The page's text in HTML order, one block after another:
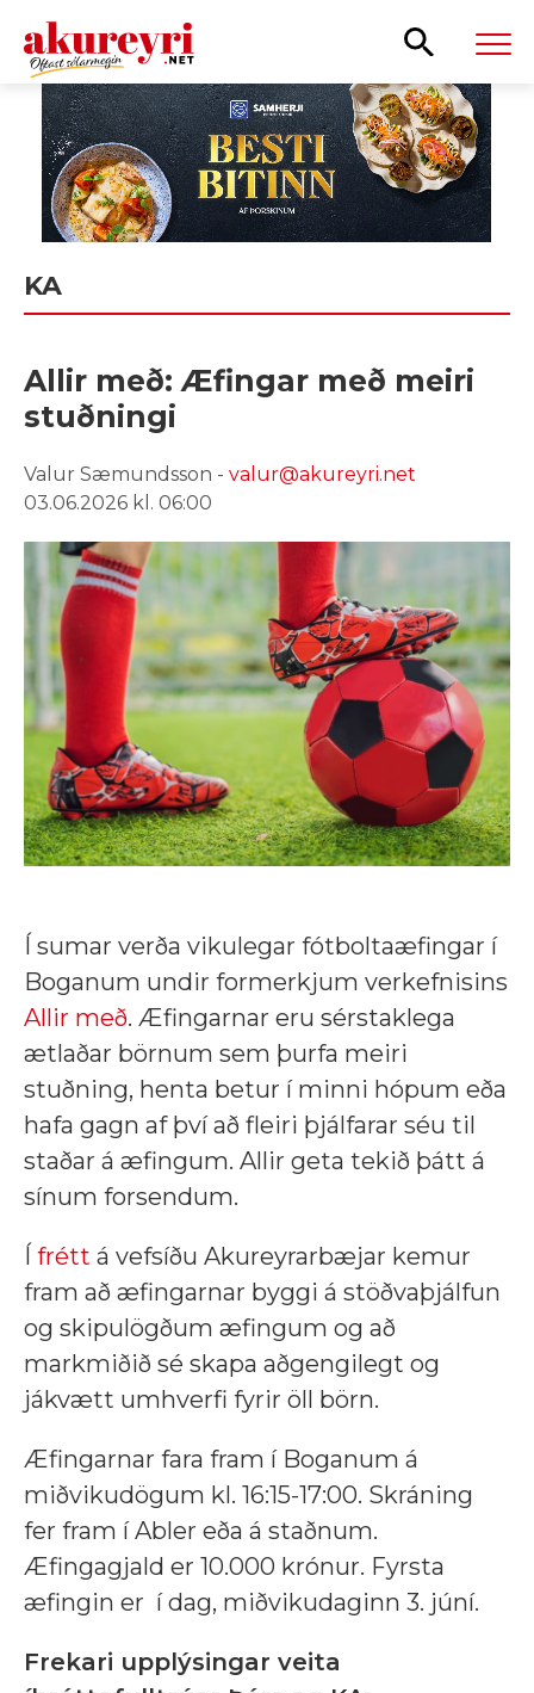
Leita
KA
Allir með: Æfingar með meiri
stuðningi
Valur Sæmundsson - valur@akureyri.net
03.06.2026 kl. 06:00
Í sumar verða vikulegar fótboltaæfingar í
Boganum undir formerkjum verkefnisins
Allir með. Æfingarnar eru sérstaklega
ætlaðar börnum sem þurfa meiri
stuðning, henta betur í minni hópum eða
hafa gagn af því að fleiri þjálfarar séu til
staðar á æfingum. Allir geta tekið þátt á
sínum forsendum.
Í frétt á vefsíðu Akureyrarbæjar kemur
fram að æfingarnar byggi á stöðvaþjálfun
og skipulögðum æfingum og að
markmiðið sé skapa aðgengilegt og
jákvætt umhverfi fyrir öll börn.
Æfingarnar fara fram í Boganum á
miðvikudögum kl. 16:15-17:00. Skráning
fer fram í Abler eða á staðnum.
Æfingagjald er 10.000 krónur. Fyrsta
æfingin er í dag, miðvikudaginn 3. júní.
Frekari upplýsingar veita